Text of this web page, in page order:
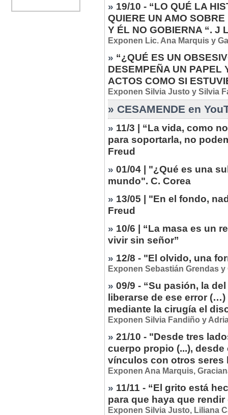
» 19/10 - “LO QUÉ LA
QUIERE UN AMO
Y ÉL NO GOBIERNA “. J
Exponen Lic. Ana Marquis y
» “¿QUÉ ES UN
DESEMPEÑA UN PAPEL
ACTOS COMO SI
Exponen Silvia Justo y Silvia
» CESAMENDE en
» 11/3 | “La vida, como
para soportarla, no
Freud
» 01/04 | "¿Qué es una
mundo". C. Corea
» 13/05 | "En el fondo,
Freud
» 10/6 | “La masa es un
vivir sin señor”
» 12/8 - "El olvido, una
Exponen Sebastián Grendas y
» 09/9 - “Su pasión, la
liberarse de ese error
mediante la cirugía el
Exponen Silvia Fandiño y
» 21/10 - "Desde tres
cuerpo propio (...),
vínculos con otros seres
Exponen Ana Marquis,
» 11/11 - “El grito está
para que haya que
Exponen Silvia Justo, Liliana